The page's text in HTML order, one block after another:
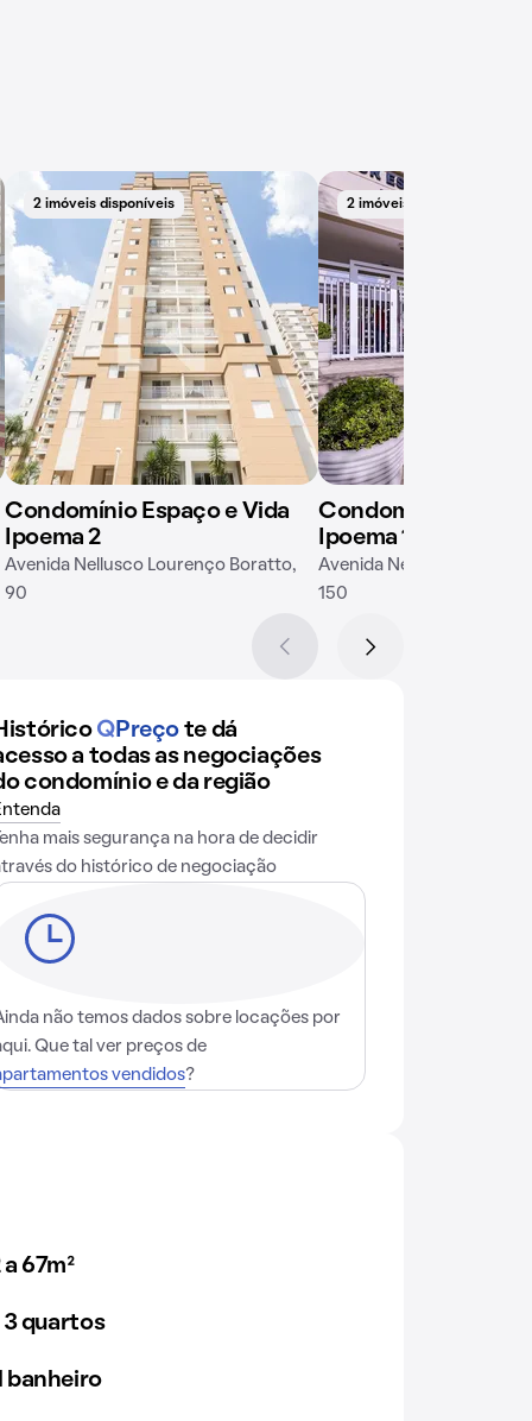
2 imóveis disponíveis
Condomínio Espaço e Vida
Ipoema 2
Avenida Nellusco Lourenço Boratto,
90
2 imóveis disponíveis
Condomínio
Ipoema 1
Avenida Nellusco
150
QPreço te dá
a todas as negociações
condomínio e da região
Tenha mais segurança na hora de decidir
do histórico de negociação
não temos dados sobre locações por
Que tal ver preços de
vendidos?
67m²
3 quartos
banheiro